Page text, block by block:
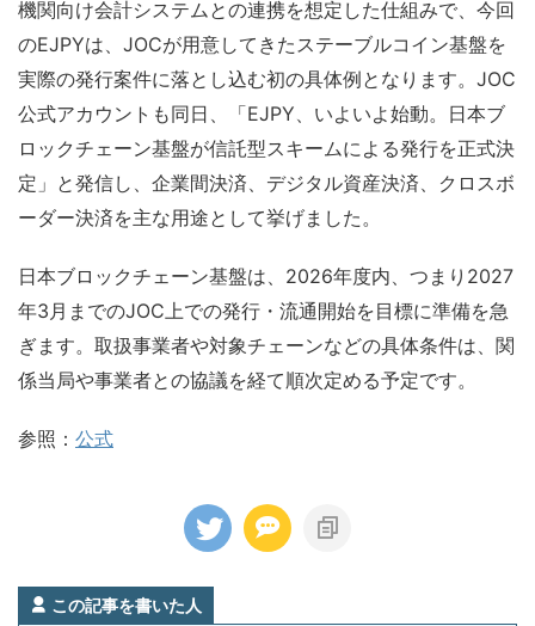
機関向け会計システムとの連携を想定した仕組みで、今回
のEJPYは、JOCが用意してきたステーブルコイン基盤を
実際の発行案件に落とし込む初の具体例となります。JOC
公式アカウントも同日、「EJPY、いよいよ始動。日本ブ
ロックチェーン基盤が信託型スキームによる発行を正式決
定」と発信し、企業間決済、デジタル資産決済、クロスボ
ーダー決済を主な用途として挙げました。
日本ブロックチェーン基盤は、2026年度内、つまり2027
年3月までのJOC上での発行・流通開始を目標に準備を急
ぎます。取扱事業者や対象チェーンなどの具体条件は、関
係当局や事業者との協議を経て順次定める予定です。
参照： 公式
この記事を書いた人